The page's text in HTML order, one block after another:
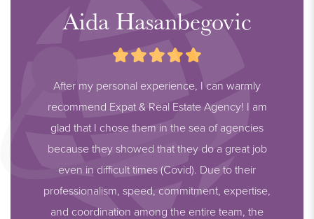
Aida Hasanbegovic
After my personal experience, I can warmly
recommend Expat & Real Estate Agency! I am
glad that I chose them in the sea of agencies
because they showed that they do a great job
even in difficult times (Covid). Due to their
professionalism, speed, commitment, expertise,
and coordination among the entire team, the